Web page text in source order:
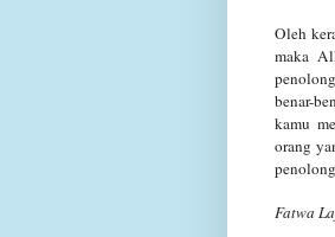
Oleh
maka
benar-
kamu
orang
Fatwa